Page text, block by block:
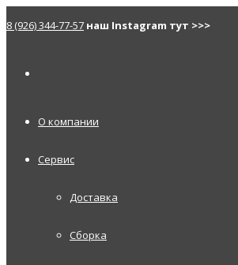
8 (926) 344-77-57 наш Instagram тут >>>
О компании
Сервис
Доставка
Сборка